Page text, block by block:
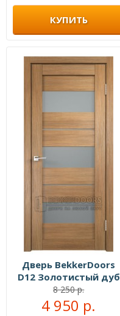
КУПИТЬ
Дверь BekkerDoors
D12 Золотистый дуб
8 250 р.
4 950 р.